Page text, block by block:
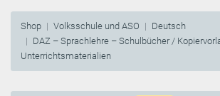
Shop Volksschule und ASO
Deutsch
DAZ – Sprachlehre – Schulbücher /
Unterrichtsmaterialien